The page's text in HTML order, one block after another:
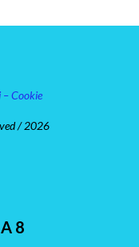
Cookie
/ 2026
8